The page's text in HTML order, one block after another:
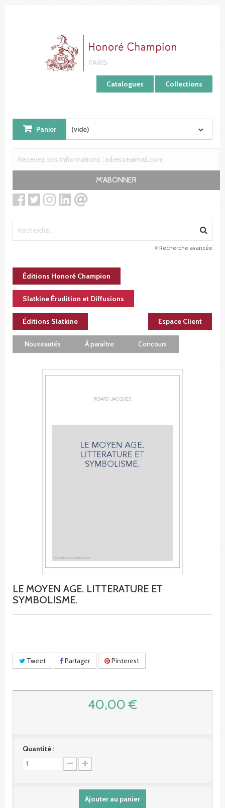
Catalogues Collections
Panier (vide)
M'ABONNER
Recherche avancée
Éditions Honoré Champion
Slatkine Érudition et Diffusions
Éditions Slatkine Espace Client
Nouveautés À paraître Concours
LE MOYEN AGE. LITTERATURE ET
SYMBOLISME.
Tweet Partager Pinterest
40,00 €
Quantité :
Ajouter au panier